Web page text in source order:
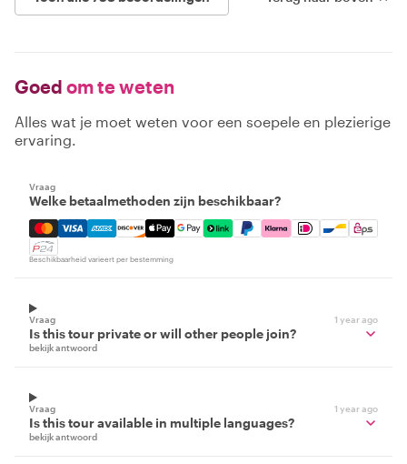
Goed om te weten
Alles wat je moet weten voor een soepele en plezierige
ervaring.
Vraag
Welke betaalmethoden zijn beschikbaar?
Mastercard, Visa, Amex, Discover, Apple Pay, Google
Beschikbaarheid varieert per bestemming
Vraag 1 year ago
Is this tour private or will other people join?
bekijk antwoord
Vraag 1 year ago
Is this tour available in multiple languages?
bekijk antwoord